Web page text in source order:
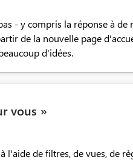
- y compris la réponse à
de la nouvelle page
d'idées.
vous »
de filtres, de vues, de